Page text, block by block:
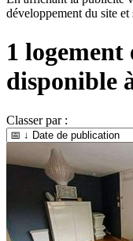
développement du site
1 logement
disponible
Classer par :